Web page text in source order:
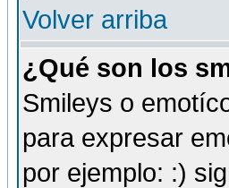
Volver arriba
¿Qué son los
Smileys o
para expresar
por ejemplo: :)